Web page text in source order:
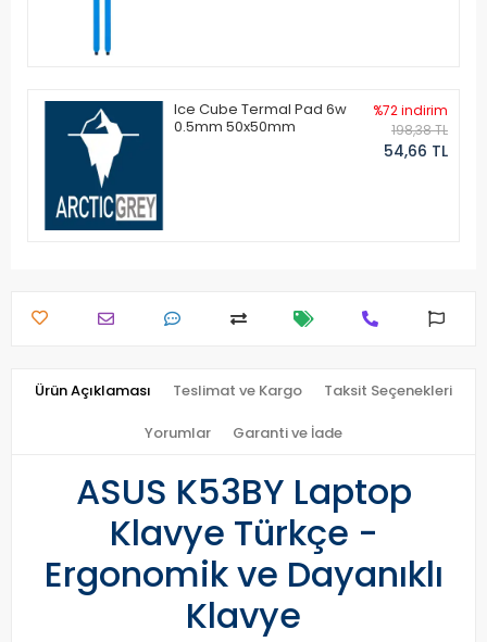
Ice Cube Termal Pad 6w
0.5mm 50x50mm
%72 indirim
198,38 TL
54,66 TL
Ürün Açıklaması Teslimat ve Kargo Taksit Seçenekleri
Yorumlar Garanti ve İade
ASUS K53BY Laptop
Klavye Türkçe -
Ergonomik ve Dayanıklı
Klavye